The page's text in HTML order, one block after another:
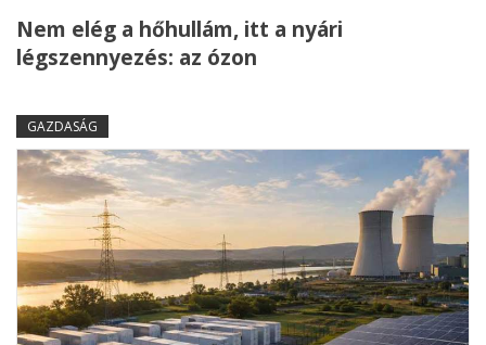
Nem elég a hőhullám, itt a nyári
légszennyezés: az ózon
GAZDASÁG